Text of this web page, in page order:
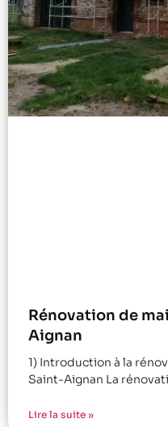
Rénovation de
Aignan
1) Introduction à la
Saint-Aignan La
Lire la suite »